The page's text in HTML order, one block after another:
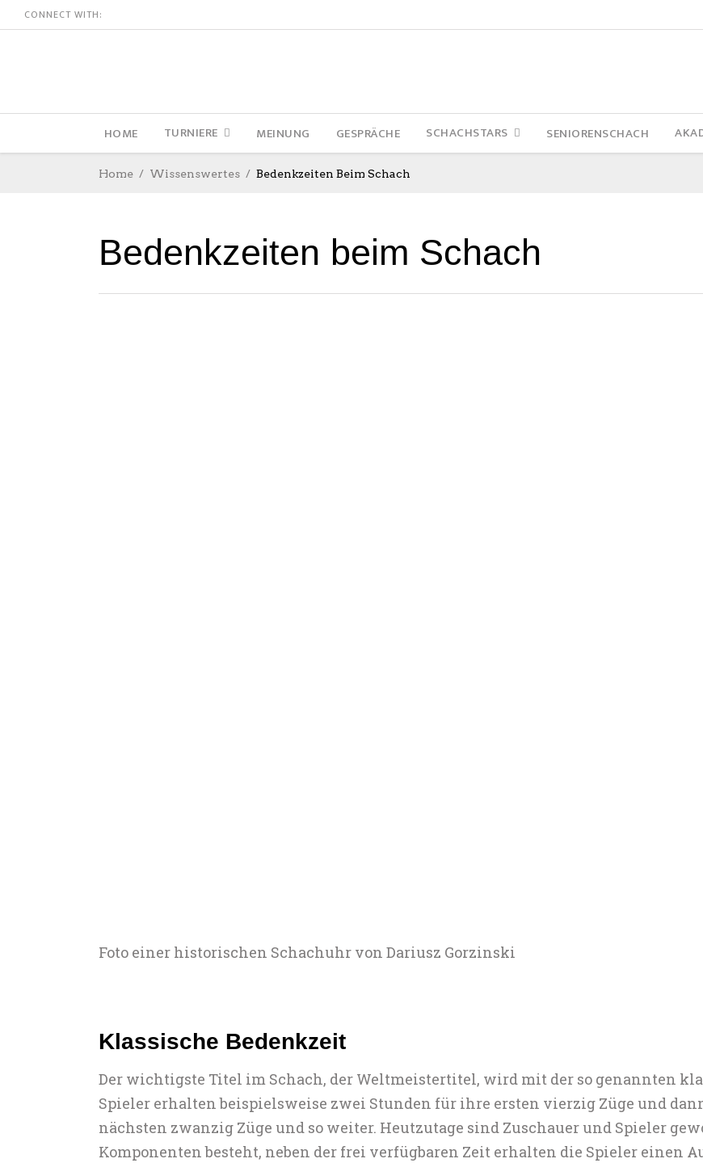
CONNECT WITH:
HOME TURNIERE MEINUNG GESPRÄCHE SCHACHSTARS SENIORENSCHACH
Home Wissenswertes Bedenkzeiten Beim Schach
Bedenkzeiten beim Schach
Foto einer historischen Schachuhr von Dariusz Gorzinski
Klassische Bedenkzeit
Der wichtigste Titel im Schach, der Weltmeistertitel, wird mit der so genannten
Spieler erhalten beispielsweise zwei Stunden für ihre ersten vierzig Züge und
nächsten zwanzig Züge und so weiter. Heutzutage sind Zuschauer und Spieler
Komponenten besteht, neben der frei verfügbaren Zeit erhalten die Spieler einen